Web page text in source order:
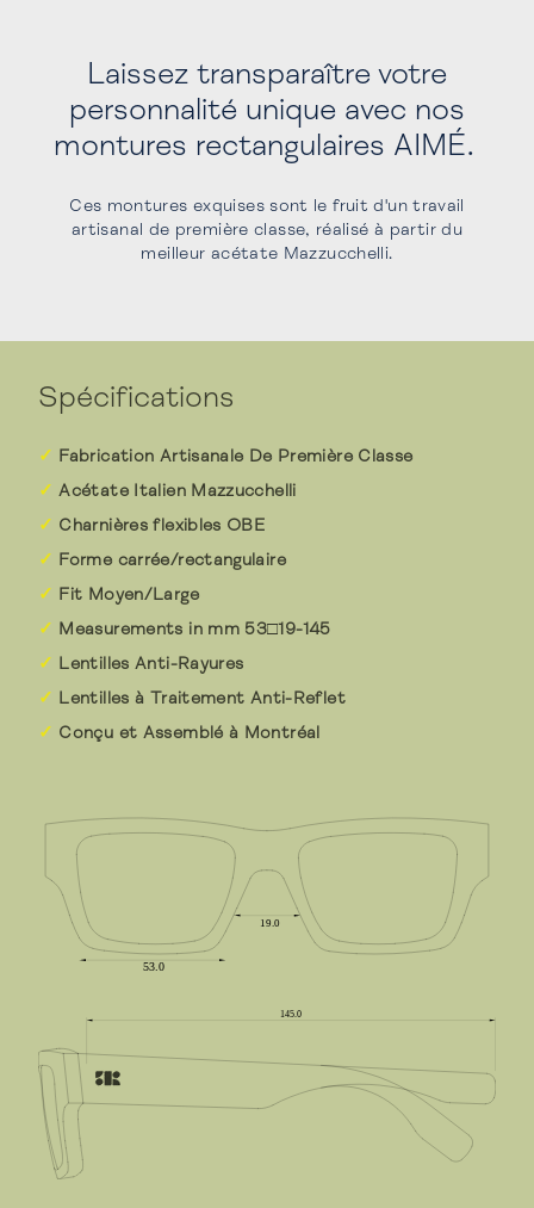
Laissez transparaître votre
personnalité unique avec nos
montures rectangulaires AIMÉ.
Ces montures exquises sont le fruit d'un travail
artisanal de première classe, réalisé à partir du
meilleur acétate Mazzucchelli.
Spécifications
Fabrication Artisanale De Première Classe
Acétate Italien Mazzucchelli
Charnières flexibles OBE
Forme carrée/rectangulaire
Fit Moyen/Large
Measurements in mm 53□19-145
Lentilles Anti-Rayures
Lentilles à Traitement Anti-Reflet
Conçu et Assemblé à Montréal